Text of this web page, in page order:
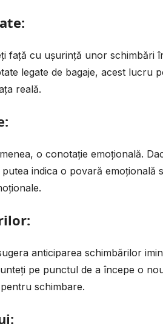
față cu ușurință unor schimbări
legate de bagaje, acest lucru
reală.
o conotație emoțională.
indica o povară emoțională
anticiparea schimbărilor
pe punctul de a începe o
schimbare.